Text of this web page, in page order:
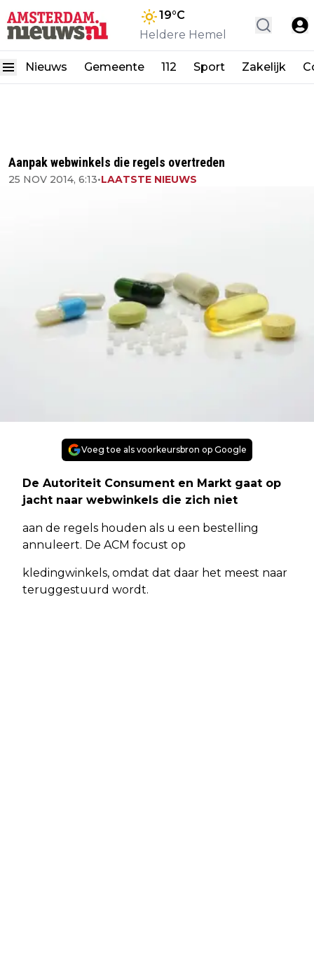
19°C
Heldere Hemel
Nieuws Gemeente 112 Sport Zakelijk
Aanpak webwinkels die regels overtreden
25 NOV 2014, 6:13•LAATSTE NIEUWS
Voeg toe als voorkeursbron op Google
De Autoriteit Consument en Markt gaat op
jacht naar webwinkels die zich niet
aan de regels houden als u een bestelling
annuleert. De ACM focust op
kledingwinkels, omdat dat daar het meest naar
teruggestuurd wordt.